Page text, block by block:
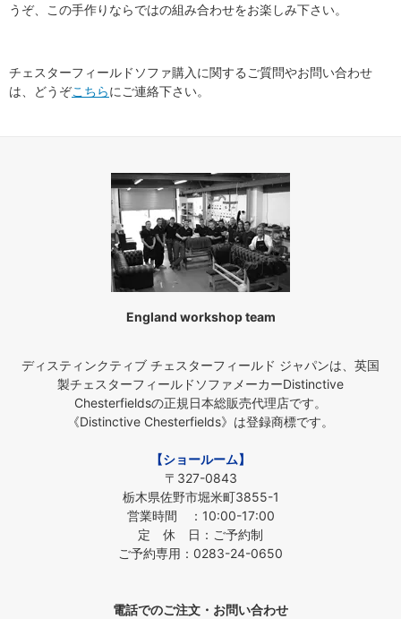
うぞ、この手作りならではの組み合わせをお楽しみ下さい。
チェスターフィールドソファ購入に関するご質問やお問い合わせ
は、どうぞこちらにご連絡下さい。
England workshop team
ディスティンクティブ チェスターフィールド ジャパンは、英国
製チェスターフィールドソファメーカーDistinctive
Chesterfieldsの正規日本総販売代理店です。
《Distinctive Chesterfields》は登録商標です。
【ショールーム】
〒327-0843
栃木県佐野市堀米町3855-1
営業時間 ：10:00-17:00
定 休 日：ご予約制
ご予約専用：0283-24-0650
電話でのご注文・お問い合わせ